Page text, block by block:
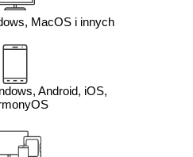
MacOS i innych
Android, iOS,